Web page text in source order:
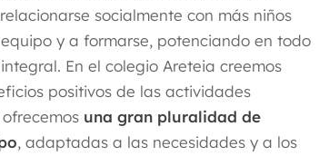
socialmente con más niños
y a formarse, potenciando en todo
En el colegio Areteia creemos
positivos de las actividades
una gran pluralidad de
, adaptadas a las necesidades y a los